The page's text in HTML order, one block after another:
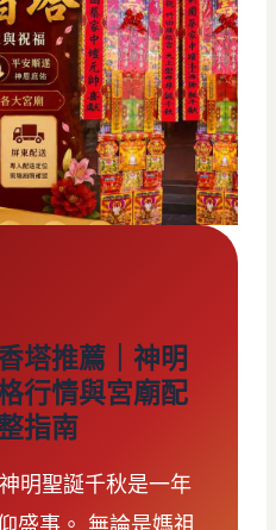
塔推薦｜神明
行情與宮廟配
指南
明聖誕千秋是一年